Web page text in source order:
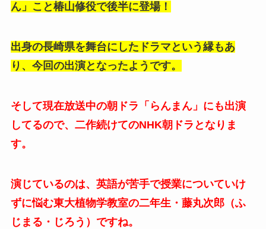
ん」こと椿山修役で後半に登場！
出身の長崎県を舞台にしたドラマという縁もあ
り、今回の出演となったようです。
そして現在放送中の朝ドラ「らんまん」にも出演
してるので、二作続けてのNHK朝ドラとなりま
す。
演じているのは、英語が苦手で授業についていけ
ずに悩む東大植物学教室の二年生・藤丸次郎（ふ
じまる・じろう）ですね。